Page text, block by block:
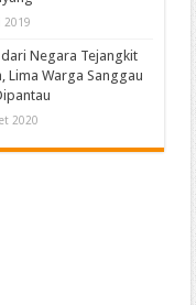
2019
Negara Tejangkit
Lima Warga Sanggau
2020